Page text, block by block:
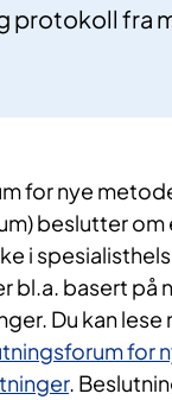
protokoll fra
for nye
beslutter om
i
bl.a. basert på
Du kan lese
for
.